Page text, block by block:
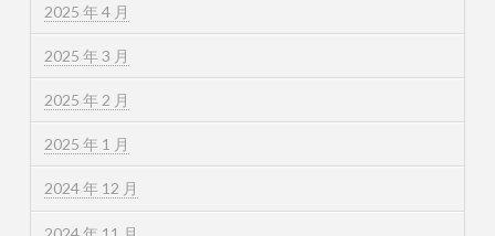
2025 年 4 月
2025 年 3 月
2025 年 2 月
2025 年 1 月
2024 年 12 月